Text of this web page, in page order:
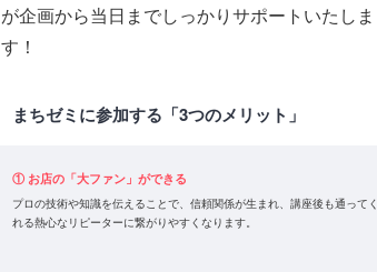
が企画から当日までしっかりサポートいたしま
す！
まちゼミに参加する「3つのメリット」
① お店の「大ファン」ができる
プロの技術や知識を伝えることで、信頼関係が生まれ、講座後も通ってく
れる熱心なリピーターに繋がりやすくなります。